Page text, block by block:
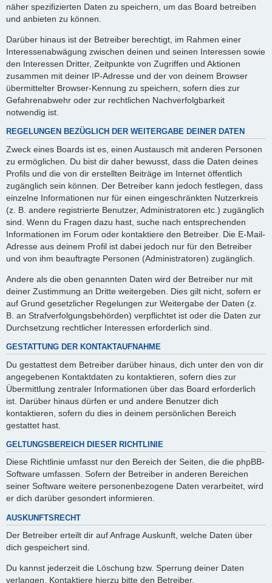
näher spezifizierten Daten zu speichern, um das Board betreiben
und anbieten zu können.
Darüber hinaus ist der Betreiber berechtigt, im Rahmen einer
Interessenabwägung zwischen deinen und seinen Interessen sowie
den Interessen Dritter, Zeitpunkte von Zugriffen und Aktionen
zusammen mit deiner IP-Adresse und der von deinem Browser
übermittelter Browser-Kennung zu speichern, sofern dies zur
Gefahrenabwehr oder zur rechtlichen Nachverfolgbarkeit
notwendig ist.
REGELUNGEN BEZÜGLICH DER WEITERGABE DEINER DATEN
Zweck eines Boards ist es, einen Austausch mit anderen Personen
zu ermöglichen. Du bist dir daher bewusst, dass die Daten deines
Profils und die von dir erstellten Beiträge im Internet öffentlich
zugänglich sein können. Der Betreiber kann jedoch festlegen, dass
einzelne Informationen nur für einen eingeschränkten Nutzerkreis
(z. B. andere registrierte Benutzer, Administratoren etc.) zugänglich
sind. Wenn du Fragen dazu hast, suche nach entsprechenden
Informationen im Forum oder kontaktiere den Betreiber. Die E-Mail-
Adresse aus deinem Profil ist dabei jedoch nur für den Betreiber
und von ihm beauftragte Personen (Administratoren) zugänglich.
Andere als die oben genannten Daten wird der Betreiber nur mit
deiner Zustimmung an Dritte weitergeben. Dies gilt nicht, sofern er
auf Grund gesetzlicher Regelungen zur Weitergabe der Daten (z.
B. an Strafverfolgungsbehörden) verpflichtet ist oder die Daten zur
Durchsetzung rechtlicher Interessen erforderlich sind.
GESTATTUNG DER KONTAKTAUFNAHME
Du gestattest dem Betreiber darüber hinaus, dich unter den von dir
angegebenen Kontaktdaten zu kontaktieren, sofern dies zur
Übermittlung zentraler Informationen über das Board erforderlich
ist. Darüber hinaus dürfen er und andere Benutzer dich
kontaktieren, sofern du dies in deinem persönlichen Bereich
gestattet hast.
GELTUNGSBEREICH DIESER RICHTLINIE
Diese Richtlinie umfasst nur den Bereich der Seiten, die die phpBB-
Software umfassen. Sofern der Betreiber in anderen Bereichen
seiner Software weitere personenbezogene Daten verarbeitet, wird
er dich darüber gesondert informieren.
AUSKUNFTSRECHT
Der Betreiber erteilt dir auf Anfrage Auskunft, welche Daten über
dich gespeichert sind.
Du kannst jederzeit die Löschung bzw. Sperrung deiner Daten
verlangen. Kontaktiere hierzu bitte den Betreiber.